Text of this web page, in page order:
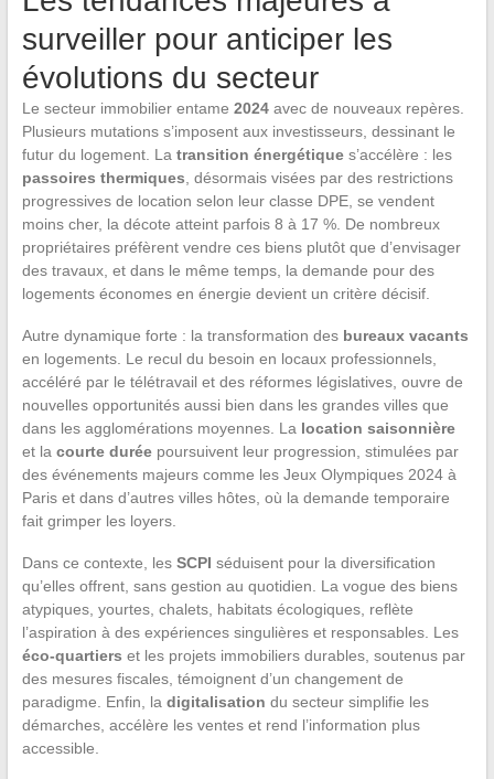
surveiller pour anticiper les
évolutions du secteur
Le secteur immobilier entame 2024avec de nouveaux repères.
Plusieurs mutations s’imposent aux investisseurs, dessinant le
futur du logement. La transition énergétiques’accélère : les
passoires thermiques , désormais visées par des restrictions
progressives de location selon leur classe DPE, se vendent
moins cher, la décote atteint parfois 8 à 17 %. De nombreux
propriétaires préfèrent vendre ces biens plutôt que d’envisager
des travaux, et dans le même temps, la demande pour des
logements économes en énergie devient un critère décisif.
Autre dynamique forte : la transformation des bureaux vacants
en logements. Le recul du besoin en locaux professionnels,
accéléré par le télétravail et des réformes législatives, ouvre de
nouvelles opportunités aussi bien dans les grandes villes que
dans les agglomérations moyennes. La location saisonnière
et la courte duréepoursuivent leur progression, stimulées par
des événements majeurs comme les Jeux Olympiques 2024 à
Paris et dans d’autres villes hôtes, où la demande temporaire
fait grimper les loyers.
Dans ce contexte, les SCPI séduisent pour la diversification
qu’elles offrent, sans gestion au quotidien. La vogue des biens
atypiques, yourtes, chalets, habitats écologiques, reflète
l’aspiration à des expériences singulières et responsables. Les
éco-quartiers et les projets immobiliers durables, soutenus par
des mesures fiscales, témoignent d’un changement de
paradigme. Enfin, la digitalisation du secteur simplifie les
démarches, accélère les ventes et rend l’information plus
accessible.